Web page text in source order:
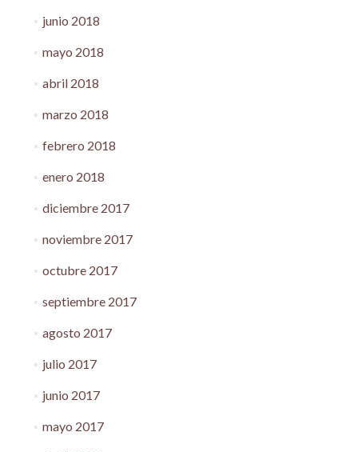
junio 2018
mayo 2018
abril 2018
marzo 2018
febrero 2018
enero 2018
diciembre 2017
noviembre 2017
octubre 2017
septiembre 2017
agosto 2017
julio 2017
junio 2017
mayo 2017